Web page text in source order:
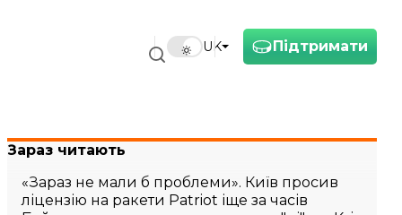
Підтримати
UK
Зараз читають
«Зараз не мали б проблеми». Київ просив
ліцензію на ракети Patriot іще за часів